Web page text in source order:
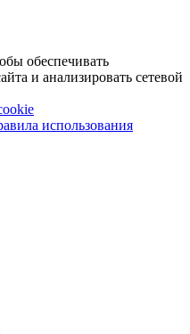
обеспечивать
и анализировать сетевой
использования